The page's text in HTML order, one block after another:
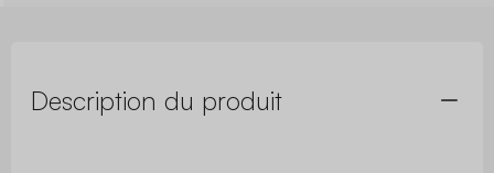
Description du produit